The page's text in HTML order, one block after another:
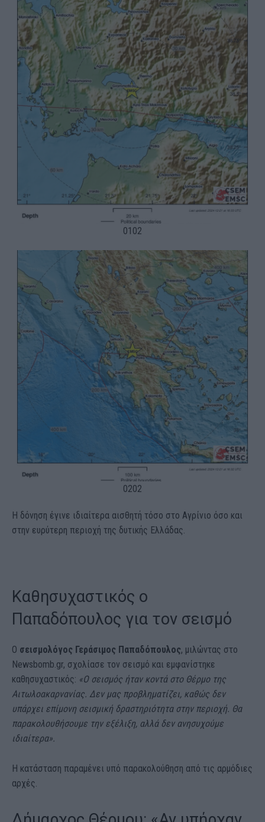
01 02
0202
Η δόνηση έγινε ιδιαίτερα αισθητή τόσο στο Αγρίνιο όσο και
στην ευρύτερη περιοχή της δυτικής Ελλάδας.
Καθησυχαστικός ο
Παπαδόπουλος για τον σεισμό
Ο σεισμολόγος Γεράσιμος Παπαδόπουλος, μιλώντας στο
Newsbomb.gr, σχολίασε τον σεισμό και εμφανίστηκε
καθησυχαστικός: «Ο σεισμός ήταν κοντά στο Θέρμο της
Αιτωλοακαρνανίας. Δεν μας προβληματίζει, καθώς δεν
υπάρχει επίμονη σεισμική δραστηριότητα στην περιοχή. Θα
παρακολουθήσουμε την εξέλιξη, αλλά δεν ανησυχούμε
ιδιαίτερα».
Η κατάσταση παραμένει υπό παρακολούθηση από τις αρμόδιες
αρχές.